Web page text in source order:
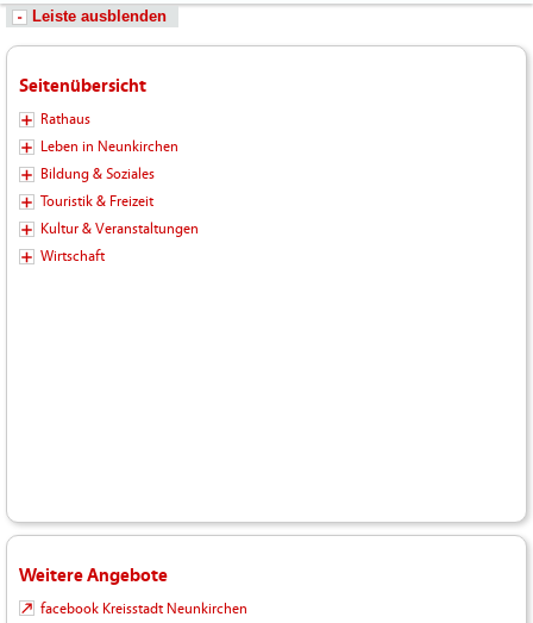
Leiste ausblenden
Seitenübersicht
Rathaus
Leben in Neunkirchen
Bildung & Soziales
Touristik & Freizeit
Kultur & Veranstaltungen
Wirtschaft
Weitere Angebote
facebook Kreisstadt Neunkirchen